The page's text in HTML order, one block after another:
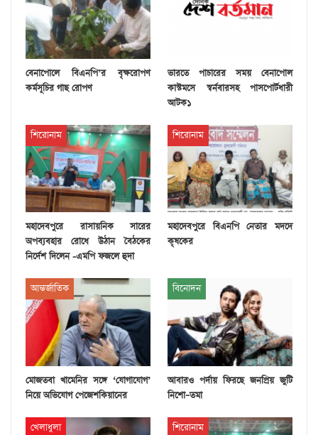
বেনাপোলে বিএনপি’র বৃক্ষরোপণ
কর্মসূচির গাছ রোপণ
ভারতে পাচারের সময় বেনাপোল
কাস্টমসে স্বর্নবারসহ পাসপোর্টধারী
আটক১
শিরোনাম
মহাদেবপুরে রাসায়নিক সারের
অপব্যবহার রোধে উঠান বৈঠকের
নির্দেশ দিলেন -এমপি ফজলে হুদা
শিরোনাম
মহাদেবপুরে বিএনপি নেতার মদদে
কৃষকের
আন্তর্জাতিক
মোজতবা খামেনির সঙ্গে ‘যোগাযোগ’
নিয়ে অভিযোগ পেজেশকিয়ানের
বিনোদন
আবারও পর্দায় ফিরছে জনপ্রিয় জুটি
নিশো–তমা
খেলাধুলা শিরোনাম